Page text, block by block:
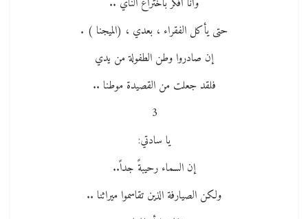
حتى يأكل الفقراء ، بعدي ، (الميجنا ) .
إن صادروا وطن الطفولة من يدي
فلقد جعلت من القصيدة موطنا ..
3
يا سادتي:
إن السماء رحيبةً جداً..
ولكن الصيارفة الذين تقاسموا ميراثنا ..